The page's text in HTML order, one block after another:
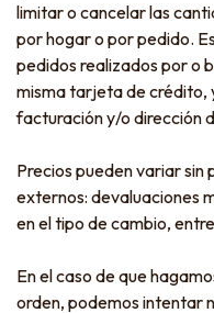
limitar o cancelar las
por hogar o por pedido.
pedidos realizados por o
misma tarjeta de crédito,
facturación y/o dirección
Precios pueden variar
externos: devaluaciones
en el tipo de cambio,
En el caso de que
orden, podemos intentar